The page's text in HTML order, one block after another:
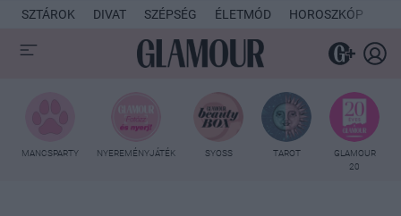
SZTÁROK DIVAT SZÉPSÉG ÉLETMÓD HOROSZKÓP
MANCSPARTY NYEREMÉNYJÁTÉK SYOSS TAROT
GLAMOUR
20